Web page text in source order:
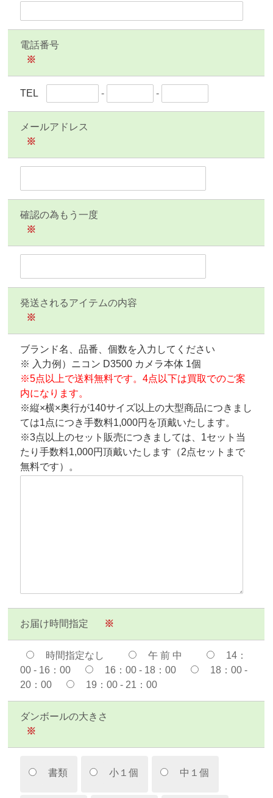
電話番号
※
TEL - -
メールアドレス
※
確認の為もう一度
※
発送されるアイテムの内容
※
ブランド名、品番、個数を入力してください
※ 入力例）ニコン D3500 カメラ本体 1個
※5点以上で送料無料です。4点以下は買取でのご案
内になります。
※縦×横×奥行が140サイズ以上の大型商品につきまし
ては1点につき手数料1,000円を頂戴いたします。
※3点以上のセット販売につきましては、1セット当
たり手数料1,000円頂戴いたします（2点セットまで
無料です）。
お届け時間指定 ※
時間指定なし 午 前 中
14：
00 - 16：00
16：00 - 18：00
18：00 -
20：00
19：00 - 21：00
ダンボールの大きさ
※
書類 小１個 中１個